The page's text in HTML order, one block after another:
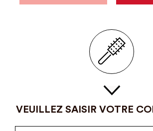
VEUILLEZ SAISIR VOTRE